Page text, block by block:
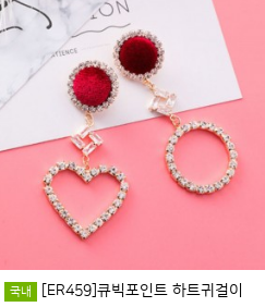
국내 [ER459]큐빅포인트 하트귀걸이